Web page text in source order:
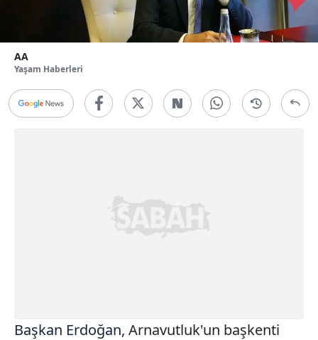
AA
Yaşam Haberleri
Başkan Erdoğan, Arnavutluk'un başkenti